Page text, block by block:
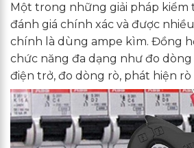
Một trong những giải pháp kiểm
đánh giá chính xác và được
chính là dùng ampe kìm. Đồng
chức năng đa dạng như đo dòng
điện trở, đo dòng rò, phát hiện rò